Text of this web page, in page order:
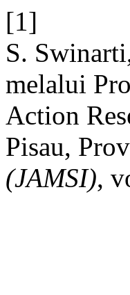
[1]
S.
melalui
Action
Pisau,
(JAMSI),